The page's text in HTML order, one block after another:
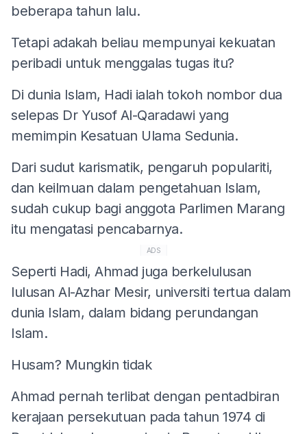
beberapa tahun lalu.
Tetapi adakah beliau mempunyai kekuatan
peribadi untuk menggalas tugas itu?
Di dunia Islam, Hadi ialah tokoh nombor dua
selepas Dr Yusof Al-Qaradawi yang
memimpin Kesatuan Ulama Sedunia.
Dari sudut karismatik, pengaruh populariti,
dan keilmuan dalam pengetahuan Islam,
sudah cukup bagi anggota Parlimen Marang
itu mengatasi pencabarnya.
ADS
Seperti Hadi, Ahmad juga berkelulusan
lulusan Al-Azhar Mesir, universiti tertua dalam
dunia Islam, dalam bidang perundangan
Islam.
Husam? Mungkin tidak
Ahmad pernah terlibat dengan pentadbiran
kerajaan persekutuan pada tahun 1974 di